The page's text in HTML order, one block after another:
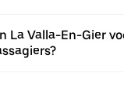
La Valla-En-Gier